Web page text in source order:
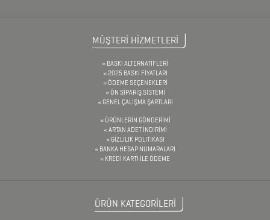
MÜŞTERİ HİZMETLERİ
BASKI ALTERNATİFLERİ
2025 BASKI FİYATLARI
ÖDEME SEÇENEKLERİ
ÖN SİPARİŞ SİSTEMİ
GENEL ÇALIŞMA ŞARTLARI
ÜRÜNLERİN GÖNDERİMİ
ARTAN ADET İNDİRİMİ
GİZLİLİK POLİTİKASI
BANKA HESAP NUMARALARI
KREDİ KARTI İLE ÖDEME
ÜRÜN KATEGORİLERİ